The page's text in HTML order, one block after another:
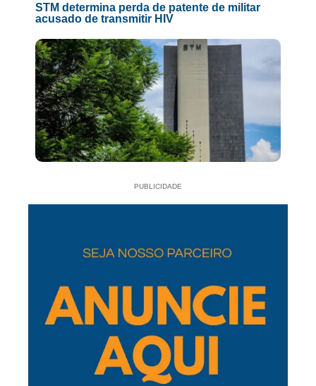
STM determina perda de patente de militar
acusado de transmitir HIV
PUBLICIDADE